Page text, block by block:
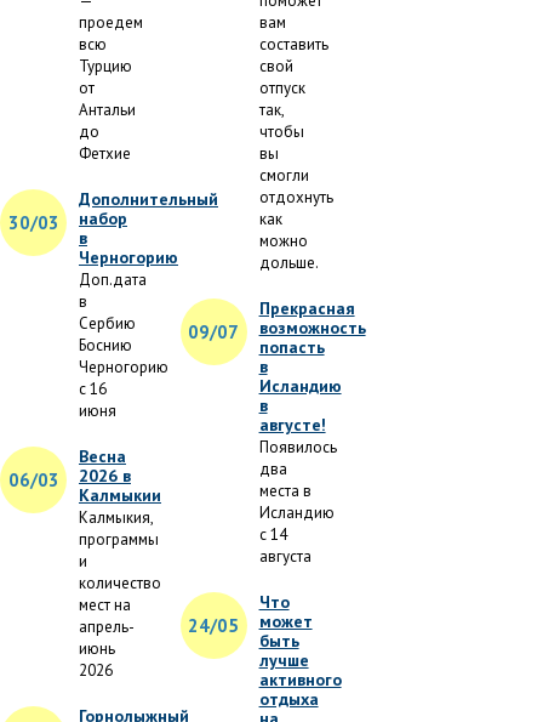
проедем
всю
Турцию
от
Антальи
до
Фетхие
30/03
Дополнительный
набор
в
Черногорию
Доп.дата
в
Сербию
Боснию
Черногорию
с 16
июня
06/03
Весна
2026 в
Калмыкии
Калмыкия,
программы
и
количество
мест на
апрель-
июнь
2026
Горнолыжный
вам
составить
свой
отпуск
так,
чтобы
вы
смогли
отдохнуть
как
можно
дольше.
09/07
Прекрасная
возможность
попасть
в
Исландию
в
августе!
Появилось
два
места в
Исландию
с 14
августа
24/05
Что
может
быть
лучше
активного
отдыха